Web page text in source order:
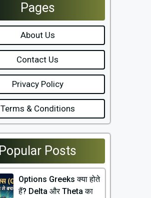
Pages
About Us
Contact Us
Privacy Policy
Terms & Conditions
Popular Posts
Options Greeks क्या होते
हैं? Delta और Theta का